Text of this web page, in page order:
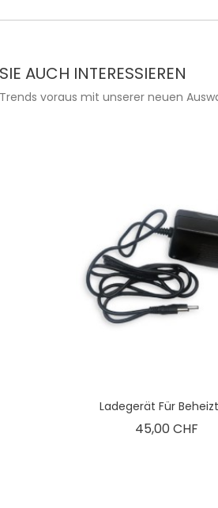
AUCH INTERESSIEREN
voraus mit unserer neuen
Ladegerät Für
45,00 CHF